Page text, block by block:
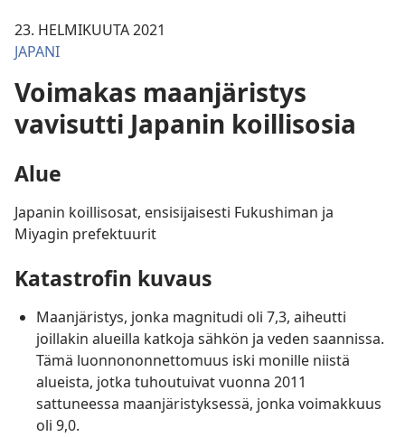
23. HELMIKUUTA 2021
JAPANI
Voimakas maanjäristys
vavisutti Japanin koillisosia
Alue
Japanin koillisosat, ensisijaisesti Fukushiman ja
Miyagin prefektuurit
Katastrofin kuvaus
Maanjäristys, jonka magnitudi oli 7,3, aiheutti
joillakin alueilla katkoja sähkön ja veden saannissa.
Tämä luonnononnettomuus iski monille niistä
alueista, jotka tuhoutuivat vuonna 2011
sattuneessa maanjäristyksessä, jonka voimakkuus
oli 9,0.